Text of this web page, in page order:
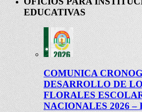
EDUCATIVAS
COMUNICA
DESARROLLO DE
FLORALES
NACIONALES 2026 –